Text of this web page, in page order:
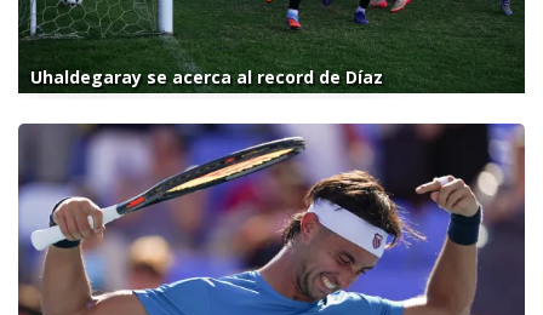
Uhaldegaray se acerca al record de Díaz